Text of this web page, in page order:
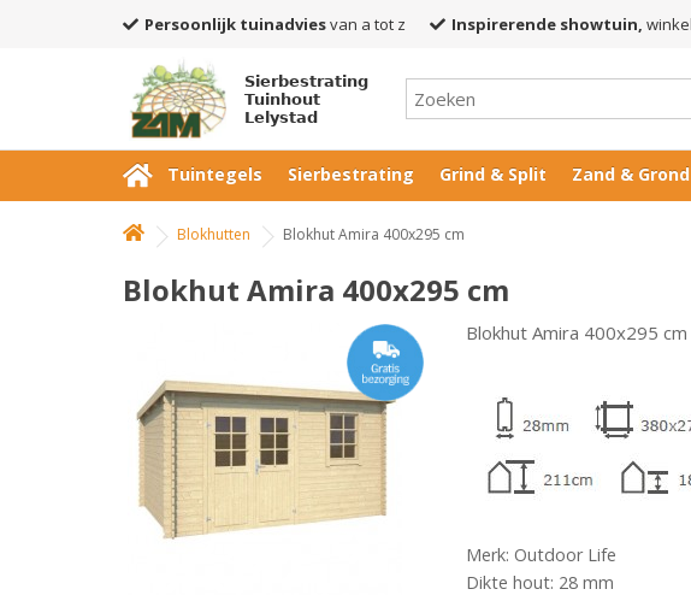
Persoonlijk tuinadviesvan a tot z Inspirerende showtuin,
Sierbestrating
Tuinhout
Lelystad
Tuintegels Sierbestrating Grind & Split Zand & Grond
Blokhutten Blokhut Amira 400x295 cm
Blokhut Amira 400x295 cm
Blokhut Amira 400x295 cm
Merk: Outdoor Life
Dikte hout: 28 mm